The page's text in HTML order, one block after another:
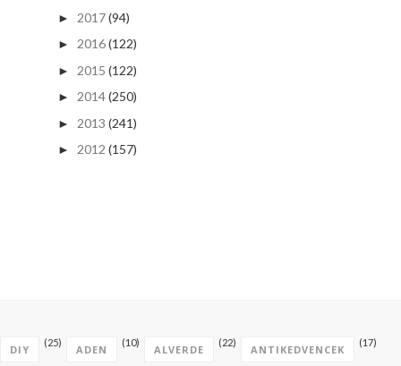
► 2017(94)
► 2016(122)
► 2015 (122)
► 2014(250)
► 2013 (241)
► 2012 (157)
DIY
(25)
ADEN
(10)
ALVERDE
(22)
ANTIKEDVENCEK
(17)